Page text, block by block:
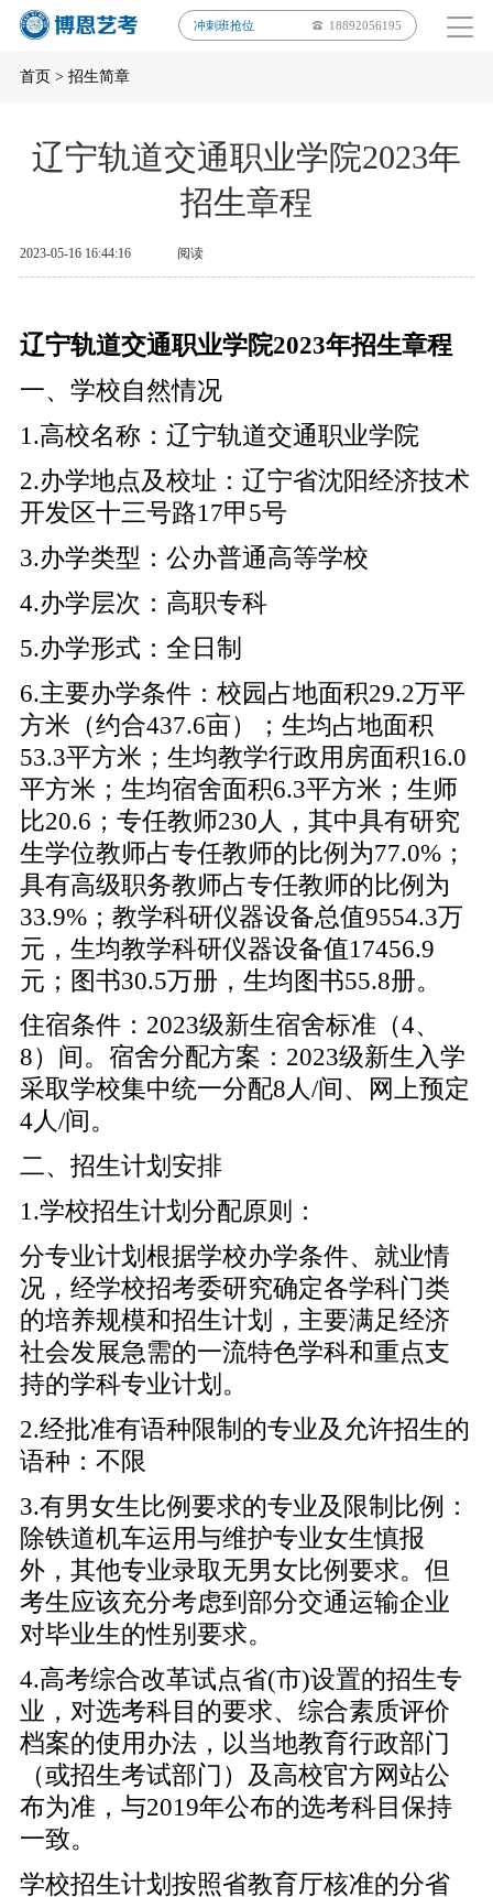
冲刺班抢位 18892056195
首页> 招生简章
辽宁轨道交通职业学院2023年
招生章程
2023-05-16 16:44:16 阅读
辽宁轨道交通职业学院2023年招生章程
一、学校自然情况
1.高校名称：辽宁轨道交通职业学院
2.办学地点及校址：辽宁省沈阳经济技术
开发区十三号路17甲5号
3.办学类型：公办普通高等学校
4.办学层次：高职专科
5.办学形式：全日制
6.主要办学条件：校园占地面积29.2万平
方米（约合437.6亩）；生均占地面积
53.3平方米；生均教学行政用房面积16.0
平方米；生均宿舍面积6.3平方米；生师
比20.6；专任教师230人，其中具有研究
生学位教师占专任教师的比例为77.0%；
具有高级职务教师占专任教师的比例为
33.9%；教学科研仪器设备总值9554.3万
元，生均教学科研仪器设备值17456.9
元；图书30.5万册，生均图书55.8册。
住宿条件：2023级新生宿舍标准（4、
8）间。宿舍分配方案：2023级新生入学
采取学校集中统一分配8人/间、网上预定
4人/间。
二、招生计划安排
1.学校招生计划分配原则：
分专业计划根据学校办学条件、就业情
况，经学校招考委研究确定各学科门类
的培养规模和招生计划，主要满足经济
社会发展急需的一流特色学科和重点支
持的学科专业计划。
2.经批准有语种限制的专业及允许招生的
语种：不限
3.有男女生比例要求的专业及限制比例：
除铁道机车运用与维护专业女生慎报
外，其他专业录取无男女比例要求。但
考生应该充分考虑到部分交通运输企业
对毕业生的性别要求。
4.高考综合改革试点省(市)设置的招生专
业，对选考科目的要求、综合素质评价
档案的使用办法，以当地教育行政部门
（或招生考试部门）及高校官方网站公
布为准，与2019年公布的选考科目保持
一致。
学校招生计划按照省教育厅核准的分省